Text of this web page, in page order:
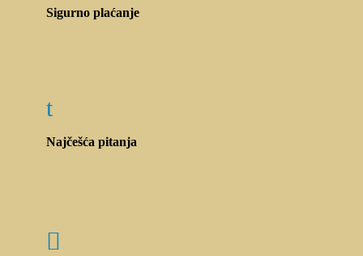
Sigurno plaćanje
t
Najčešća pitanja
